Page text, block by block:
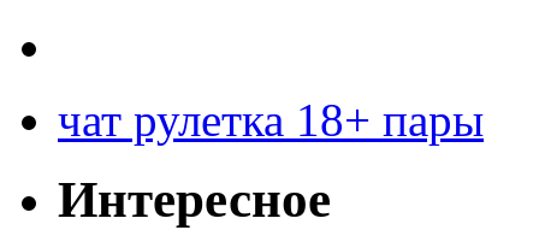
чат рулетка 18+ пары
Интересное